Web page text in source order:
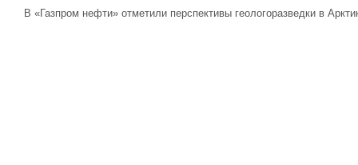
В «Газпром нефти» отметили перспективы геологоразведки в